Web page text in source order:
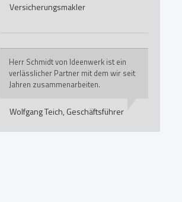
Versicherungsmakler
Herr Schmidt von Ideenwerk ist ein
verlässlicher Partner mit dem wir seit
Jahren zusammenarbeiten.
Wolfgang Teich, Geschäftsführer